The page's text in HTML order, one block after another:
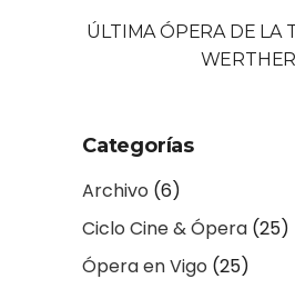
ÚLTIMA ÓPERA DE LA
WERTHER
Categorías
Archivo (6)
Ciclo Cine & Ópera (25)
Ópera en Vigo (25)